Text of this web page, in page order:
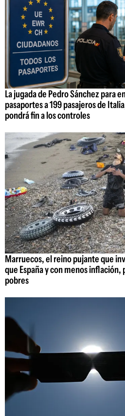
La jugada de Pedro Sánchez para
pasaportes a 199 pasajeros de
pondrá fin a los controles
Marruecos, el reino pujante que
que España y con menos inflación,
pobres